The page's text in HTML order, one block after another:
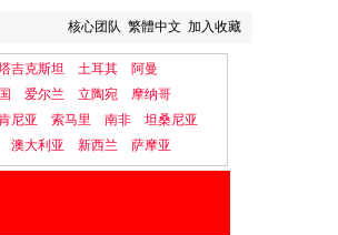
核心团队 繁體中文 加入收藏
吉克斯坦 土耳其
阿曼
爱尔兰 立陶宛
摩纳哥
尼亚 索马里 南非
坦桑尼亚
澳大利亚 新西兰 萨摩亚